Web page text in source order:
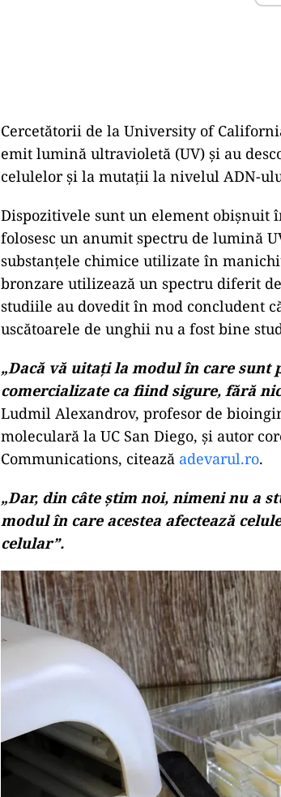
Cercetătorii de la University of
emit lumină ultravioletă (UV) și au
celulelor și la mutații la nivelul ADN-
Dispozitivele sunt un element obișnuit
folosesc un anumit spectru de lumină
substanțele chimice utilizate în
bronzare utilizează un spectru diferit
studiile au dovedit în mod concludent
uscătoarele de unghii nu a fost bine
„Dacă vă uitați la modul în care sunt
comercializate ca fiind sigure, fără
Ludmil Alexandrov, profesor de
moleculară la UC San Diego, și autor
Communications, citează adevarul.ro.
„Dar, din câte știm noi, nimeni nu a
modul în care acestea afectează
celular”.